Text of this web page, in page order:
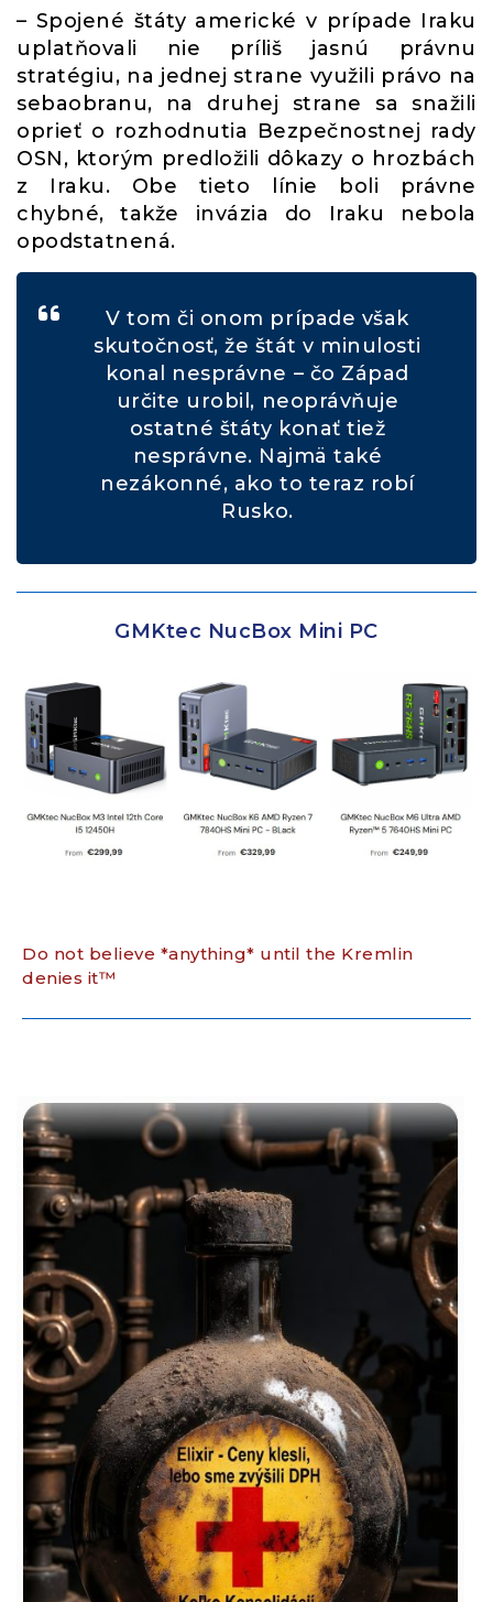
– Spojené štáty americké v prípade Iraku
uplatňovali nie príliš jasnú právnu
stratégiu, na jednej strane využili právo na
sebaobranu, na druhej strane sa snažili
oprieť o rozhodnutia Bezpečnostnej rady
OSN, ktorým predložili dôkazy o hrozbách
z Iraku. Obe tieto línie boli právne
chybné, takže invázia do Iraku nebola
opodstatnená.
V tom či onom prípade však
skutočnosť, že štát v minulosti
konal nesprávne – čo Západ
určite urobil, neoprávňuje
ostatné štáty konať tiež
nesprávne. Najmä také
nezákonné, ako to teraz robí
Rusko.
GMKtec NucBox Mini PC
Do not believe *anything* until the Kremlin
denies it™